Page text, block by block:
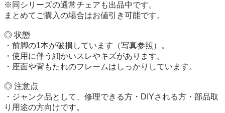
※同シリーズの通常チェアも出品中です。
まとめてご購入の場合はお値引き可能です。
◎ 状態
・前脚の1本が破損しています（写真参照）。
・使用に伴う細かいスレやキズがあります。
・座面や背もたれのフレームはしっかりしています。
◎ 注意点
・ジャンク品として、修理できる方・DIYされる方・部品取
り用途の方向けです。